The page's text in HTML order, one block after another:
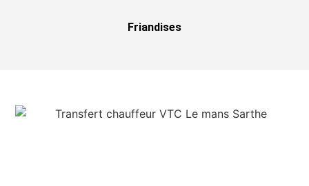
Friandises